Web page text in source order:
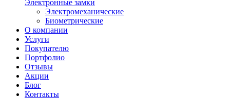
Электронные замки
Электромеханические
Биометрические
О компании
Услуги
Покупателю
Портфолио
Отзывы
Акции
Блог
Контакты